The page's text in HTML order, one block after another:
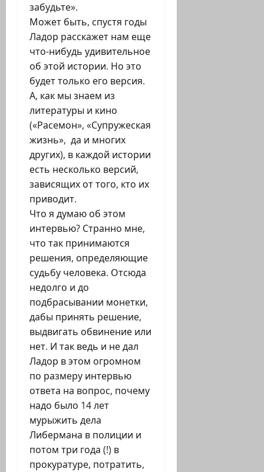
забудьте».
Может быть, спустя годы
Ладор расскажет нам еще
что-нибудь удивительное
об этой истории. Но это
будет только его версия.
А, как мы знаем из
литературы и кино
(«Расемон», «Супружеская
жизнь», да и многих
других), в каждой истории
есть несколько версий,
зависящих от того, кто их
приводит.
Что я думаю об этом
интервью? Странно мне,
что так принимаются
решения, определяющие
судьбу человека. Отсюда
недолго и до
подбрасывании монетки,
дабы принять решение,
выдвигать обвинение или
нет. И так ведь и не дал
Ладор в этом огромном
по размеру интервью
ответа на вопрос, почему
надо было 14 лет
мурыжить дела
Либермана в полиции и
потом три года (!) в
прокуратуре, потратить,